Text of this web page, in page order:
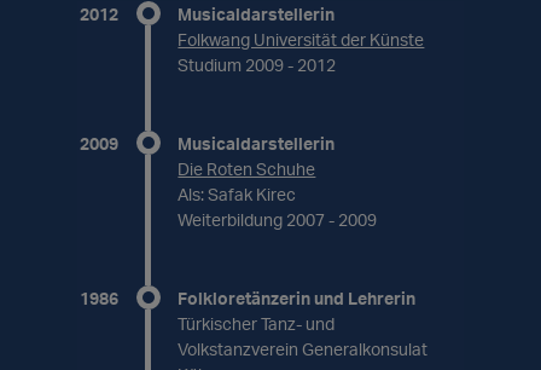
2012
Musicaldarstellerin
Folkwang Universität der Künste
Studium 2009 - 2012
2009
Musicaldarstellerin
Die Roten Schuhe
Als: Safak Kirec
Weiterbildung 2007 - 2009
1986
Folkloretänzerin und Lehrerin
Türkischer Tanz- und
Volkstanzverein Generalkonsulat